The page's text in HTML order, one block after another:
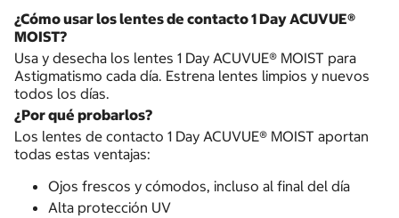
¿Cómo usar los lentes de contacto 1 Day ACUVUE®
MOIST?
Usa y desecha los lentes 1 Day ACUVUE® MOIST para
Astigmatismo cada día. Estrena lentes limpios y nuevos
todos los días.
¿Por qué probarlos?
Los lentes de contacto 1 Day ACUVUE® MOIST aportan
todas estas ventajas:
Ojos frescos y cómodos, incluso al final del día
Alta protección UV